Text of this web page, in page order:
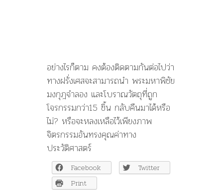
อย่างไรก็ตาม คงต้องติดตามกันต่อไปว่า
ทางฝรั่งเศสจะสามารถนำ พระมหาพิชัย
มงกุฎจำลอง และโบราณวัตถุที่ถูก
โจรกรรมกว่า15 ชิ้น กลับคืนมาได้หรือ
ไม่? หรือจะหลงเหลือไว้เพียงภาพ
จิตรกรรมอันทรงคุณค่าทาง
ประวัติศาสตร์
Facebook
Twitter
Print